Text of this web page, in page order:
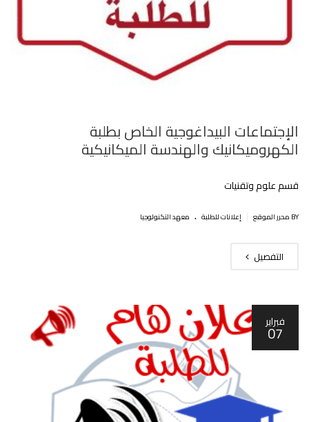
الإجتماعات البيداغوجية الخاص بطلبة
الكهروميكانيك والهندسة الميكانيكية
قسم علوم وتقنيات
BY محرر الموقع إعلانات للطلبة . معهد التكنولوجيا
التفصيل
فبراير
07